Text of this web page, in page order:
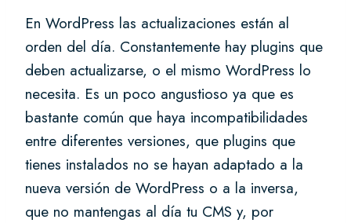
En WordPress las actualizaciones están al
orden del día. Constantemente hay plugins que
deben actualizarse, o el mismo WordPress lo
necesita. Es un poco angustioso ya que es
bastante común que haya incompatibilidades
entre diferentes versiones, que plugins que
tienes instalados no se hayan adaptado a la
nueva versión de WordPress o a la inversa,
que no mantengas al día tu CMS y, por